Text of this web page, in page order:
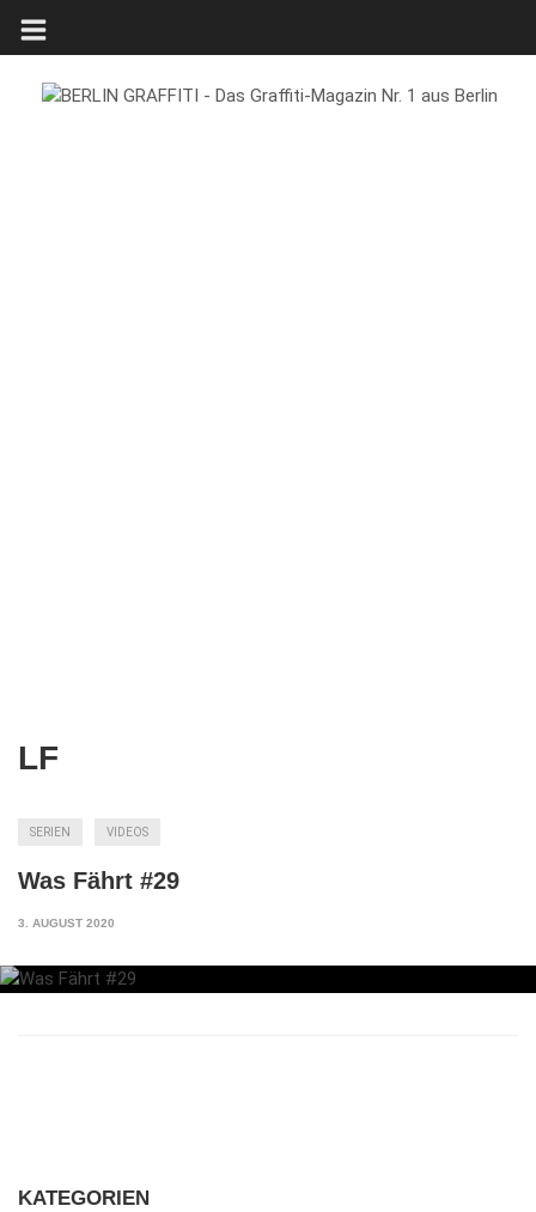
LF
SERIEN VIDEOS
Was Fährt #29
3. AUGUST 2020
KATEGORIEN